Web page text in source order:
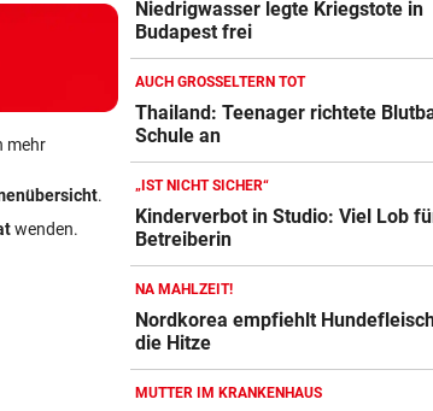
mehr
.
wenden.
Nordkorea empfiehlt
gegen die Hitze
MUTTER IM KRANKENHAUS vor 2
Bub nach Pestizideinsatz in
Türkei gestorben
Niedrigwasser legte Kriegstote in
Budapest frei
AUCH GROSSELTERN TOT
Thailand: Teenager richtete
Schule an
„IST NICHT SICHER“
Kinderverbot in Studio: Viel Lob
Betreiberin
NA MAHLZEIT!
Nordkorea empfiehlt
die Hitze
MUTTER IM KRANKENHAUS